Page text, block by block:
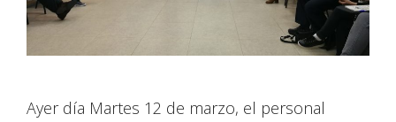
Ayer día Martes 12 de marzo, el personal